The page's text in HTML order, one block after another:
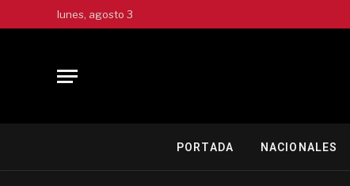
lunes, agosto 3
PORTADA NACIONALES